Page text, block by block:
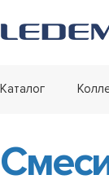
Каталог